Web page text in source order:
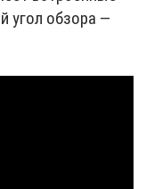
угол обзора —